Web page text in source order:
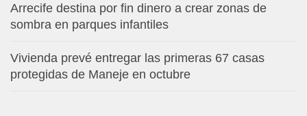
Arrecife destina por fin dinero a crear zonas de
sombra en parques infantiles
Vivienda prevé entregar las primeras 67 casas
protegidas de Maneje en octubre